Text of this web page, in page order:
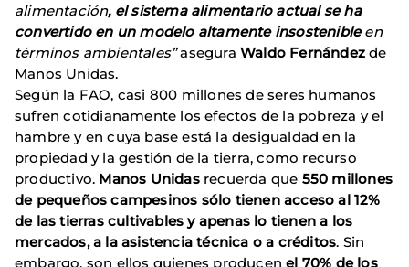
alimentación, el sistema alimentario actual se ha
convertido en un modelo altamente insostenibleen
términos ambientales”aseguraWaldo Fernández de
Manos Unidas.
Según la FAO, casi 800 millones de seres humanos
sufren cotidianamente los efectos de la pobreza y el
hambre y en cuya base está la desigualdad en la
propiedad y la gestión de la tierra, como recurso
productivo. Manos Unidas recuerda que 550 millones
de pequeños campesinos sólo tienen acceso al 12%
de las tierras cultivables y apenas lo tienen a los
mercados, a la asistencia técnica o a créditos. Sin
embargo, son ellos quienes producenel 70% de los